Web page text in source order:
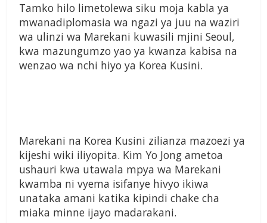
Tamko hilo limetolewa siku moja kabla ya
mwanadiplomasia wa ngazi ya juu na waziri
wa ulinzi wa Marekani kuwasili mjini Seoul,
kwa mazungumzo yao ya kwanza kabisa na
wenzao wa nchi hiyo ya Korea Kusini.
Marekani na Korea Kusini zilianza mazoezi ya
kijeshi wiki iliyopita. Kim Yo Jong ametoa
ushauri kwa utawala mpya wa Marekani
kwamba ni vyema isifanye hivyo ikiwa
unataka amani katika kipindi chake cha
miaka minne ijayo madarakani.